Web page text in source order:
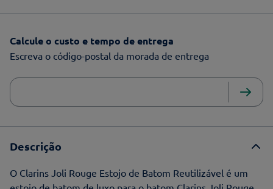
Calcule o custo e tempo de entrega
Escreva o código-postal da morada de entrega
Descrição
O Clarins Joli Rouge Estojo de Batom Reutilizável é um